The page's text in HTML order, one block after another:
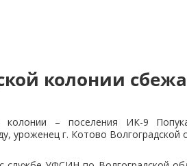
колонии
– поселения ИК-9
уроженец г. Котово Волгоградской